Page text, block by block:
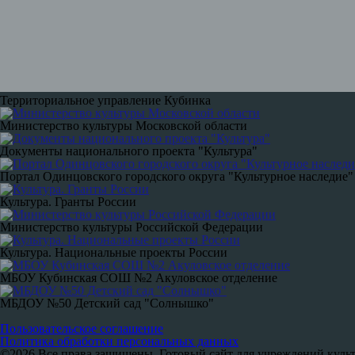
Территориальное управление Кубинка
Министерство культуры Московской области
Документы национального проекта "Культура"
Портал Одинцовского городского округа "Культурное наследие"
Культура. Гранты России
Министерство культуры Российской Федерации
Культура. Национальные проекты России
МБОУ Кубинская СОШ №2 Акуловское отделение
МБДОУ №50 Детский сад "Солнышко"
Пользовательское соглашение
Политика обработки персональных данных